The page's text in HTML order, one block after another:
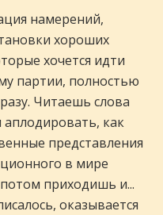
намерений,
хороших
хочется идти
партии, полностью
Читаешь слова
аплодировать, как
представления
в мире
приходишь и...
оказывается